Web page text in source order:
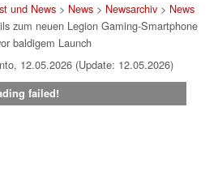
und News> News> Newsarchiv> News
zum neuen Legion Gaming-Smartphone
baldigem Launch
12.05.2026 (Update: 12.05.2026)
failed!